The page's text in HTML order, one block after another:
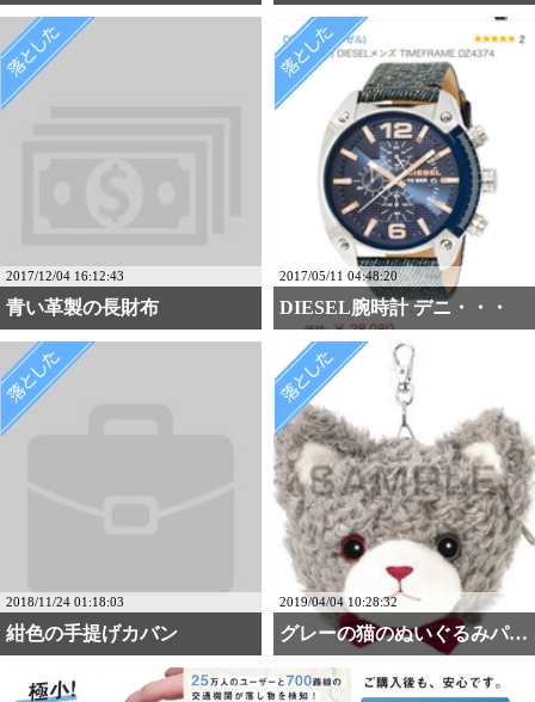
2017/12/04 16:12:43
青い革製の長財布
2017/05/11 04:48:20
DIESEL腕時計 デニ・・・
2018/11/24 01:18:03
紺色の手提げカバン
2019/04/04 10:28:32
グレーの猫のぬいぐるみパ・・・